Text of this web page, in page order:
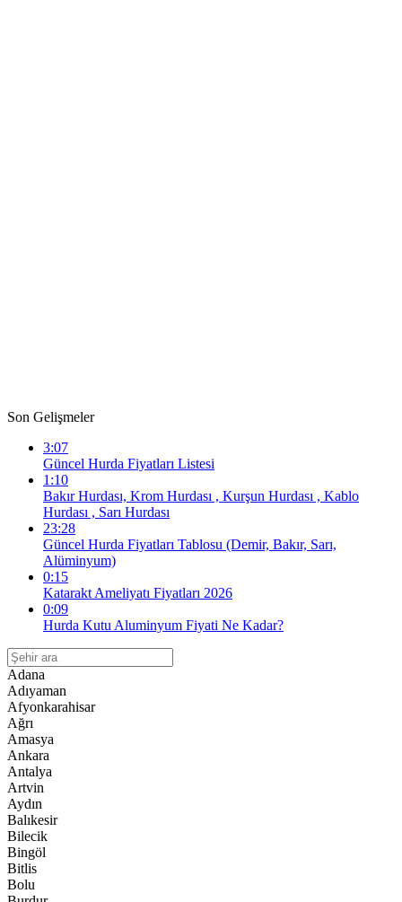
Son Gelişmeler
3:07
Güncel Hurda Fiyatları Listesi
1:10
Bakır Hurdası, Krom Hurdası , Kurşun Hurdası , Kablo
Hurdası , Sarı Hurdası
23:28
Güncel Hurda Fiyatları Tablosu (Demir, Bakır, Sarı,
Alüminyum)
0:15
Katarakt Ameliyatı Fiyatları 2026
0:09
Hurda Kutu Aluminyum Fiyati Ne Kadar?
Adana
Adıyaman
Afyonkarahisar
Ağrı
Amasya
Ankara
Antalya
Artvin
Aydın
Balıkesir
Bilecik
Bingöl
Bitlis
Bolu